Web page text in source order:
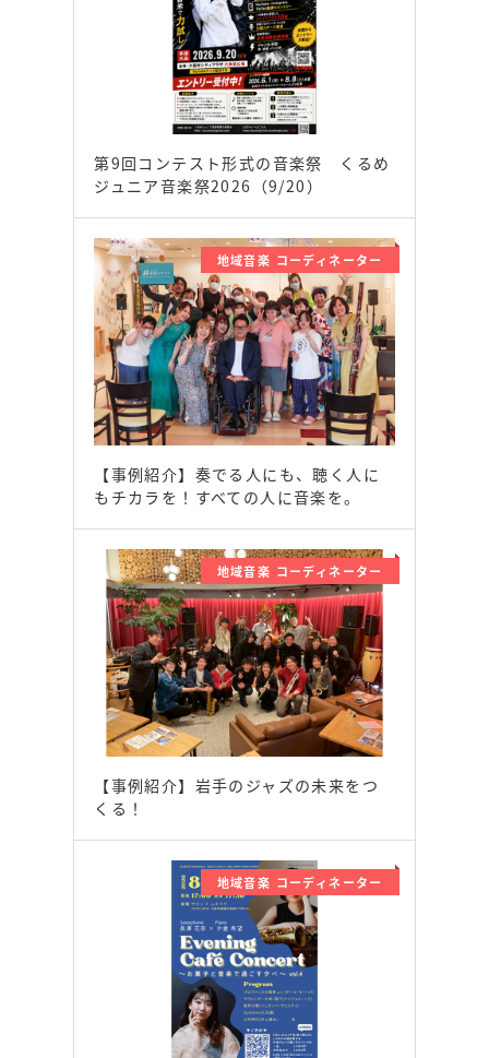
第9回コンテスト形式の音楽祭 くるめ
ジュニア音楽祭2026（9/20）
地域音楽 コーディネーター
【事例紹介】奏でる人にも、聴く人に
もチカラを！すべての人に音楽を。
地域音楽 コーディネーター
【事例紹介】岩手のジャズの未来をつ
くる！
地域音楽 コーディネーター